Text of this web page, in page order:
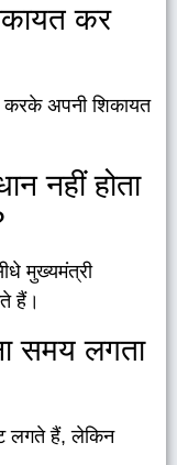
कर
करके अपनी शिकायत
नहीं होता
मुख्यमंत्री
हैं।
समय लगता
लगते हैं, लेकिन